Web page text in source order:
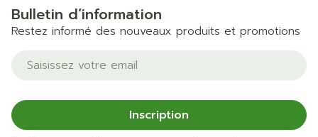
Bulletin d’information
Restez informé des nouveaux produits et promotions
Adresse mail
Inscription